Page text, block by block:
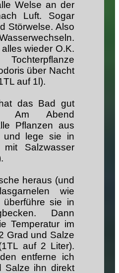
Welse an der
Luft. Sogar
Störwelse. Also
wieder O.K.
über Nacht
auf 1l).
das Bad gut
Am Abend
Pflanzen aus
und lege sie in
Salzwasser
heraus (und
wie
überführe sie in
Dann
Temperatur im
Grad und Salze
auf 2 Liter).
entferne ich
Salze ihn direkt